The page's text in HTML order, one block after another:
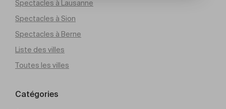
Spectacles à Lausanne
Spectacles à Sion
Spectacles à Berne
Liste des villes
Toutes les villes
Catégories